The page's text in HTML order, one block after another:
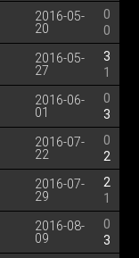
2016-05-
20
0
0
2016-05-
27
3
1
2016-06-
01
0
3
2016-07-
22
0
2
2016-07-
29
2
1
2016-08-
09
0
3